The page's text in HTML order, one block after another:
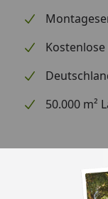
50.000 m²